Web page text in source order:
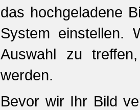
das hochgeladene
System einstellen.
Auswahl zu
werden.
Bevor wir Ihr Bild